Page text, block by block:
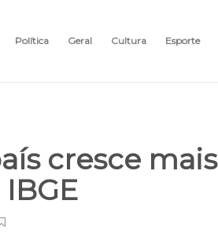
Política Geral Cultura Esporte
cresce mais